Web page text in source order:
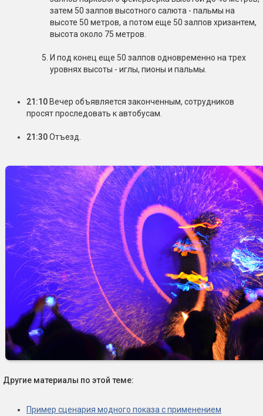
затем 50 залпов высотного салюта - пальмы на
высоте 50 метров, а потом еще 50 залпов хризантем,
высота около 75 метров.
И под конец еще 50 залпов одновременно на трех
уровнях высоты - иглы, пионы и пальмы.
21:10 Вечер объявляется законченным, сотрудников
просят проследовать к автобусам.
21:30Отъезд.
Другие материалы по этой теме:
Пример сценария модного показа с применением